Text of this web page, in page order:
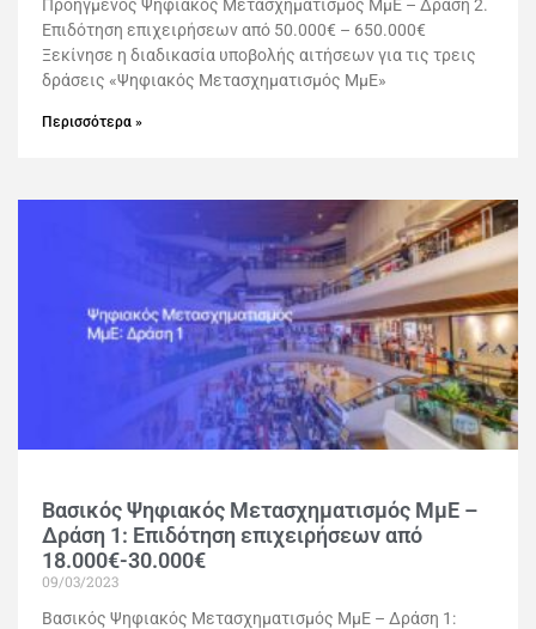
Προηγμένος Ψηφιακός Μετασχηματισμός ΜμΕ – Δράση 2.
Επιδότηση επιχειρήσεων από 50.000€ – 650.000€
Ξεκίνησε η διαδικασία υποβολής αιτήσεων για τις τρεις
δράσεις «Ψηφιακός Μετασχηματισμός ΜμΕ»
Περισσότερα »
Βασικός Ψηφιακός Μετασχηματισμός ΜμΕ –
Δράση 1: Επιδότηση επιχειρήσεων από
18.000€-30.000€
09/03/2023
Βασικός Ψηφιακός Μετασχηματισμός ΜμΕ – Δράση 1: